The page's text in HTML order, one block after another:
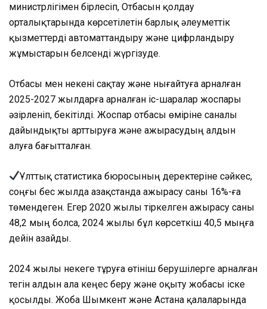
министрлігімен бірлесіп, Отбасын қолдау
орталықтарында көрсетілетін барлық әлеуметтік
қызметтерді автоматтандыру және цифрландыру
жұмыстарын белсенді жүргізуде.
Отбасы мен некені сақтау және нығайтуға арналған
2025-2027 жылдарға арналған іс-шаралар жоспары
әзірленіп, бекітілді. Жоспар отбасы өміріне саналы
дайындықты арттыруға және ажырасудың алдын
алуға бағытталған.
Ұлттық статистика бюросының деректеріне сәйкес,
соңғы бес жылда Қазақстанда ажырасу саны 16%-ға
төмендеген. Егер 2020 жылы тіркелген ажырасу саны
48,2 мың болса, 2024 жылы бұл көрсеткіш 40,5 мыңға
дейін азайды.
2024 жылы некеге тұруға өтініш берушілерге арналған
тегін алдын ала кеңес беру және оқыту жобасы іске
қосылды. Жоба Шымкент және Астана қалаларында